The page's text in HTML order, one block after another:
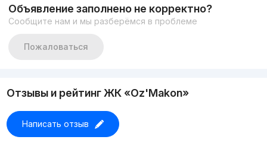
Объявление заполнено не корректно?
Сообщите нам и мы разберёмся в проблеме
Пожаловаться
Отзывы и рейтинг ЖК «Oz'Makon»
Написать отзыв